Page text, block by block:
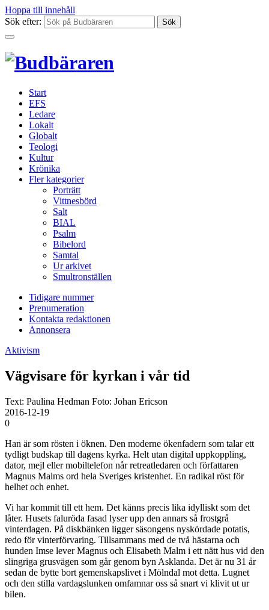
Hoppa till innehåll
Sök efter:
Start
EFS
Ledare
Lokalt
Globalt
Teologi
Kultur
Krönika
Fler kategorier
Porträtt
Vittnesbörd
Salt
BIAL
Psalm
Bibelord
Samtal
Ur arkivet
Smultronställen
Tidigare nummer
Prenumeration
Kontakta redaktionen
Annonsera
Aktivism
Vägvisare för kyrkan i vår tid
Text: Paulina Hedman Foto: Johan Ericson
2016-12-19
0
Han är som rösten i öknen. Den moderne ökenfadern som talar ett
tydligt budskap till dagens kyrka. Helt utan digital uppkoppling,
dator, mejl eller mobiltelefon når retreatledaren och författaren
Magnus Malms ord hela Sveriges kristenhet. En radikal röst för
helhet och enhet.
Vi har kommit till ett hem. Det känns precis lika idylliskt som det
låter. Husets faluröda fasad lyser upp den annars så frostgrå
vinterdagen. På diskbänken ligger säsongens nyskördade potatis,
redo för vinterförvaring. Tillsammans med de två hästarna och
hunden Imse lever Magnus och Elisabeth Malm i ett nätt hus vid den
slingriga grusvägen som går genom byn Asklanda. Det är nu 31 år
sedan de bytte bort gemenskapslivet i Mölndal mot detta. Lugnet
och den stilla vardagslunken omfamnar oss så snart vi klivit ut ur
bilen.